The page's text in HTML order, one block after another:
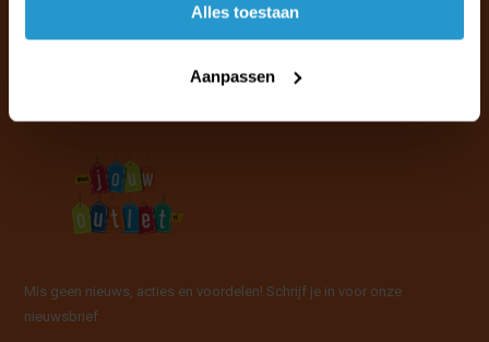
Alles toestaan
Aanpassen
Mis geen nieuws, acties en voordelen! Schrijf je in voor onze
nieuwsbrief